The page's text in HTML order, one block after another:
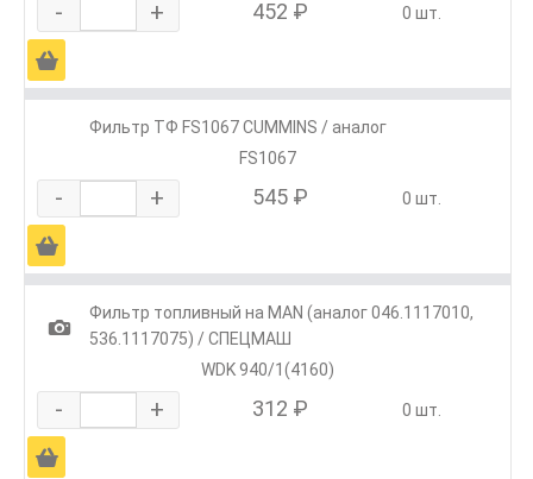
- + 452 ₽ 0 шт.
Ä
Фильтр ТФ FS1067 CUMMINS / аналог
FS1067
- + 545 ₽ 0 шт.
Ä
1
Фильтр топливный на MAN (аналог 046.1117010,
536.1117075) / СПЕЦМАШ
WDK 940/1(4160)
- + 312 ₽ 0 шт.
Ä